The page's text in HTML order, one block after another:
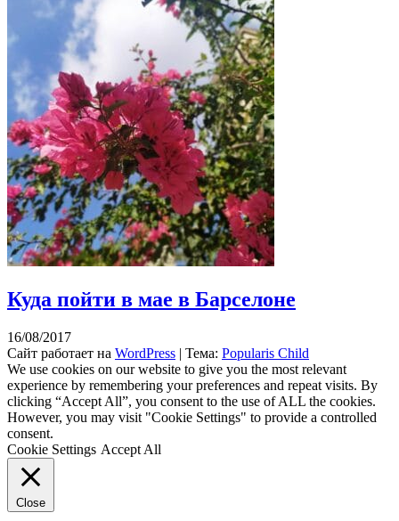
Куда пойти в мае в Барселоне
16/08/2017
Сайт работает на WordPress | Тема: Popularis Child
We use cookies on our website to give you the most relevant
experience by remembering your preferences and repeat visits. By
clicking “Accept All”, you consent to the use of ALL the cookies.
However, you may visit "Cookie Settings" to provide a controlled
consent.
Cookie Settings Accept All
Close